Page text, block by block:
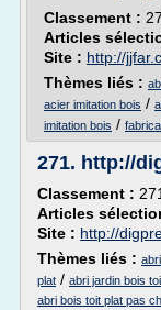
Classement :
Articles
Site : http://
Thèmes liés :
acier imitation bois /
imitation bois /
271. http://
Classement :
Articles
Site : http://
Thèmes liés :
plat / abri jardin bois
abri bois toit plat pas